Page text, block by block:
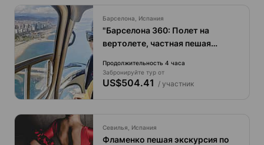
Барселона, Испания
"Барселона 360: Полет на
вертолете, частная пешая
Продолжительность 4 часа
Забронируйте тур от
US$504.41 / участник
Севилья, Испания
Фламенко пешая экскурсия по